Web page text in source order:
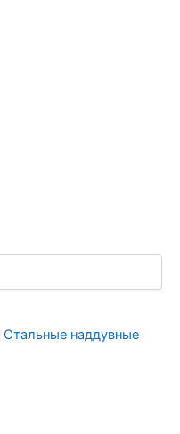
Стальные наддувные